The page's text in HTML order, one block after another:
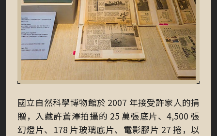
國立自然科學博物館於 2007 年接受許家人的捐
贈，入藏許蒼澤拍攝的 25 萬張底片、4,500 張
幻燈片、178 片玻璃底片、電影膠片 27 捲，以